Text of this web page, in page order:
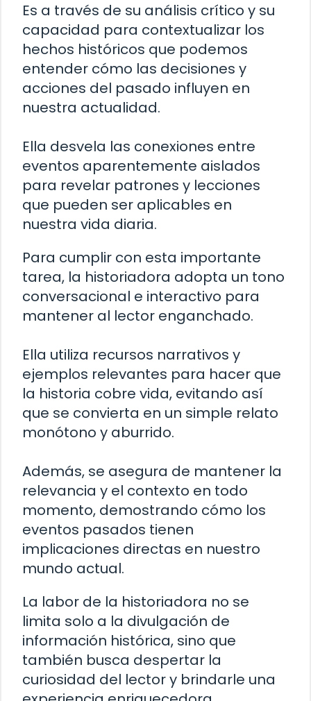
Es a través de su análisis crítico y su
capacidad para contextualizar los
hechos históricos que podemos
entender cómo las decisiones y
acciones del pasado influyen en
nuestra actualidad.
Ella desvela las conexiones entre
eventos aparentemente aislados
para revelar patrones y lecciones
que pueden ser aplicables en
nuestra vida diaria.
Para cumplir con esta importante
tarea, la historiadora adopta un tono
conversacional e interactivo para
mantener al lector enganchado.
Ella utiliza recursos narrativos y
ejemplos relevantes para hacer que
la historia cobre vida, evitando así
que se convierta en un simple relato
monótono y aburrido.
Además, se asegura de mantener la
relevancia y el contexto en todo
momento, demostrando cómo los
eventos pasados tienen
implicaciones directas en nuestro
mundo actual.
La labor de la historiadora no se
limita solo a la divulgación de
información histórica, sino que
también busca despertar la
curiosidad del lector y brindarle una